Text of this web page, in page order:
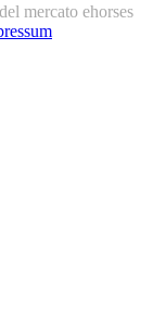
mercato ehorses